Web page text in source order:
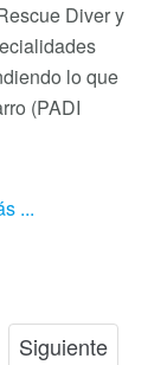
Diver y
lo que
(PADI
...
Siguiente